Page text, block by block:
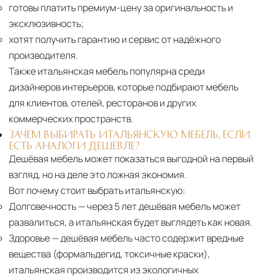
готовы платить премиум-цену за оригинальность и
эксклюзивность;
хотят получить гарантию и сервис от надёжного
производителя.
Также итальянская мебель популярна среди
дизайнеров интерьеров, которые подбирают мебель
для клиентов, отелей, ресторанов и других
коммерческих пространств.
ЗАЧЕМ ВЫБИРАТЬ ИТАЛЬЯНСКУЮ МЕБЕЛЬ, ЕСЛИ
ЕСТЬ АНАЛОГИ ДЕШЕВЛЕ?
Дешёвая мебель может показаться выгодной на первый
взгляд, но на деле это ложная экономия.
Вот почему стоит выбрать итальянскую:
Долговечность— через 5 лет дешёвая мебель может
развалиться, а итальянская будет выглядеть как новая.
Здоровье— дешёвая мебель часто содержит вредные
вещества (формальдегид, токсичные краски),
итальянская производится из экологичных